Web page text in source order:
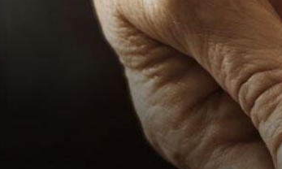
som aldrig får orgasm